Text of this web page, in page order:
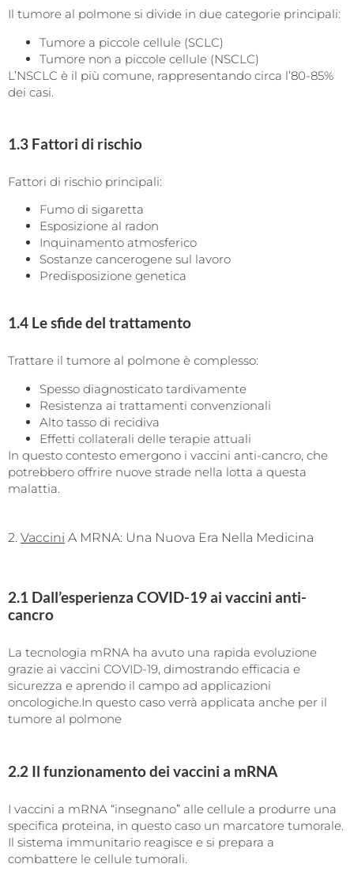
Il tumore al polmone si divide in due categorie principali:
Tumore a piccole cellule (SCLC)
Tumore non a piccole cellule (NSCLC)
L’NSCLC è il più comune, rappresentando circa l’80-85%
dei casi.
1.3 Fattori di rischio
Fattori di rischio principali:
Fumo di sigaretta
Esposizione al radon
Inquinamento atmosferico
Sostanze cancerogene sul lavoro
Predisposizione genetica
1.4 Le sfide del trattamento
Trattare il tumore al polmone è complesso:
Spesso diagnosticato tardivamente
Resistenza ai trattamenti convenzionali
Alto tasso di recidiva
Effetti collaterali delle terapie attuali
In questo contesto emergono i vaccini anti-cancro, che
potrebbero offrire nuove strade nella lotta a questa
malattia.
2. Vaccini A MRNA: Una Nuova Era Nella Medicina
2.1 Dall’esperienza COVID-19 ai vaccini anti-
cancro
La tecnologia mRNA ha avuto una rapida evoluzione
grazie ai vaccini COVID-19, dimostrando efficacia e
sicurezza e aprendo il campo ad applicazioni
oncologiche.In questo caso verrà applicata anche per il
tumore al polmone
2.2 Il funzionamento dei vaccini a mRNA
I vaccini a mRNA “insegnano” alle cellule a produrre una
specifica proteina, in questo caso un marcatore tumorale.
Il sistema immunitario reagisce e si prepara a
combattere le cellule tumorali.